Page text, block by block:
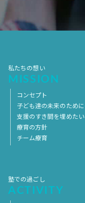
2017年4月
私たちの想い
MISSION
コンセプト
子ども達の未来のために
支援のすき間を埋めたい
療育の方針
チーム療育
塾での過ごし
ACTIVITY